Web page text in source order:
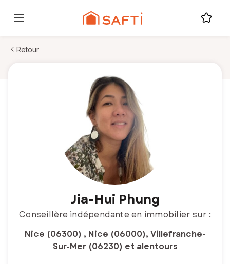
Retour
Jia-Hui Phung
Conseillère indépendante en immobilier sur :
Nice (06300) , Nice (06000), Villefranche-
Sur-Mer (06230) et alentours